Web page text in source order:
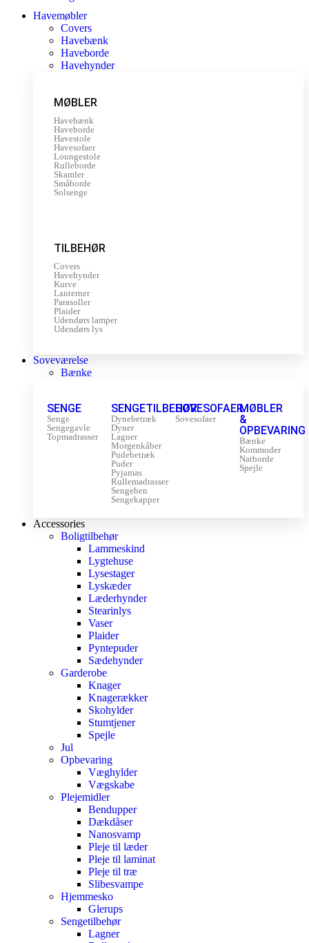
Havemøbler
Covers
Havebænk
Haveborde
Havehynder
MØBLER
Havebænk
Haveborde
Havestole
Havesofaer
Loungestole
Rulleborde
Skamler
Småborde
Solsenge
TILBEHØR
Covers
Havehynder
Kurve
Lanterner
Parasoller
Plaider
Udendørs lamper
Udendørs lys
Soveværelse
Bænke
SENGE
Senge
Sengegavle
Topmadrasser
SENGETILBEHØR
Dynebetræk
Dyner
Lagner
Morgenkåber
Pudebetræk
Puder
Pyjamas
Rullemadrasser
Sengeben
Sengekapper
SOVESOFAER
Sovesofaer
MØBLER
&
OPBEVARING
Bænke
Kommoder
Natborde
Spejle
Accessories
Boligtilbehør
Lammeskind
Lygtehuse
Lysestager
Lyskæder
Læderhynder
Stearinlys
Vaser
Plaider
Pyntepuder
Sædehynder
Garderobe
Knager
Knagerækker
Skohylder
Stumtjener
Spejle
Jul
Opbevaring
Væghylder
Vægskabe
Plejemidler
Bendupper
Dækdåser
Nanosvamp
Pleje til læder
Pleje til laminat
Pleje til træ
Slibesvampe
Hjemmesko
Glerups
Sengetilbehør
Lagner